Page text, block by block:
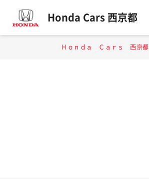
Honda Cars 西京都
Ｈｏｎｄａ Ｃａｒｓ 西京都